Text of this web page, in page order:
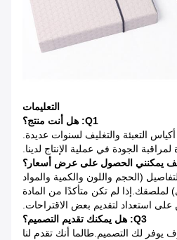
التعليمات
Q1: هل أنت منتج؟
أكياس التعبئة والتغليف لسنوات عديدة.
الجودة في عملية الإنتاج لدينا.
(الحجم واللون والكمية والمواد
لملصقك.إذا لم تكن متأكدًا من المادة
على استعداد لتقديم بعض الاقتراحات.
Q3: هل يمكنك تقديم التصميم؟
يوفر لك التصميم.طالما أنك تقدم لنا